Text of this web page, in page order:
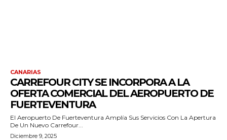
CANARIAS
CARREFOUR CITY SE INCORPORA A LA
OFERTA COMERCIAL DEL AEROPUERTO DE
FUERTEVENTURA
El Aeropuerto De Fuerteventura Amplía Sus Servicios Con La Apertura
De Un Nuevo Carrefour...
Diciembre 9, 2025